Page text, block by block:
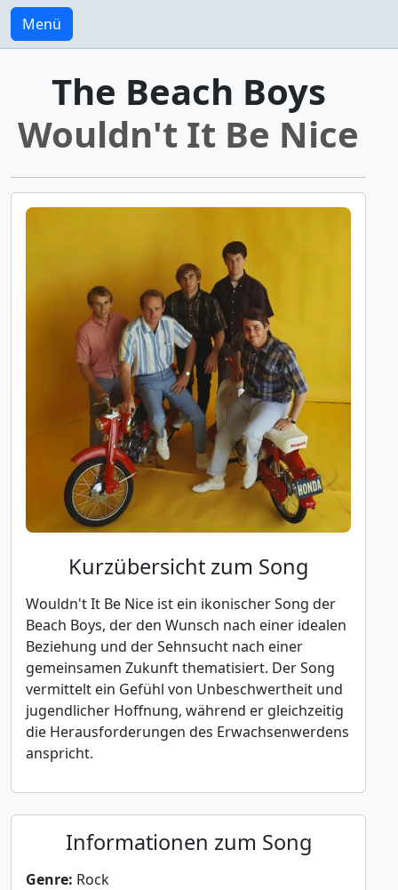
Menü
The Beach Boys
Wouldn't It Be Nice
Kurzübersicht zum Song
Wouldn't It Be Nice ist ein ikonischer Song der
Beach Boys, der den Wunsch nach einer idealen
Beziehung und der Sehnsucht nach einer
gemeinsamen Zukunft thematisiert. Der Song
vermittelt ein Gefühl von Unbeschwertheit und
jugendlicher Hoffnung, während er gleichzeitig
die Herausforderungen des Erwachsenwerdens
anspricht.
Informationen zum Song
Genre: Rock